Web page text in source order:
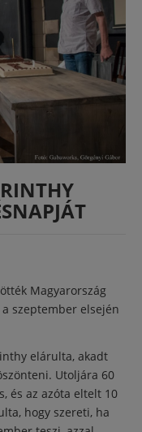
Magyarország
szeptember elsején
elárulta, akadt
Utoljára 60
és az azóta eltelt 10
hogy szereti, ha